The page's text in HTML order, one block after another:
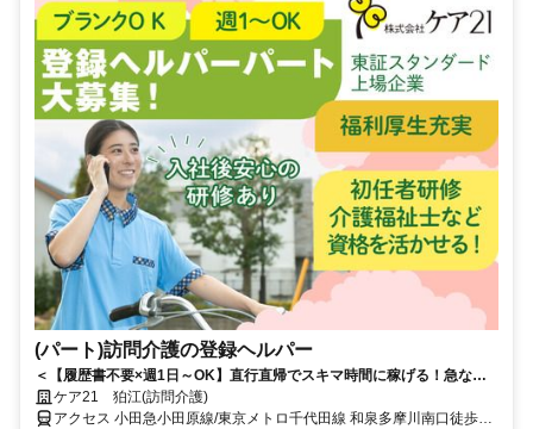
(パート)訪問介護の登録ヘルパー
＜【履歴書不要×週1日～OK】直行直帰でスキマ時間に稼げる！急なキ
ャンセルも手当有！定年無し！＞★履歴書の準備不要★未経験者OK！働
きやすいシフト制！急なキャンセルが発生した場合でも手当で給与を補
ケア21 狛江(訪問介護)
アクセス 小田急小田原線/東京メトロ千代田線 和泉多摩川南口徒歩約